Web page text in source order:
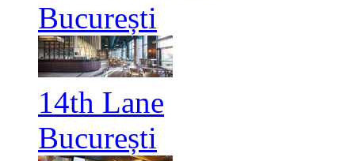
București
14th Lane
București